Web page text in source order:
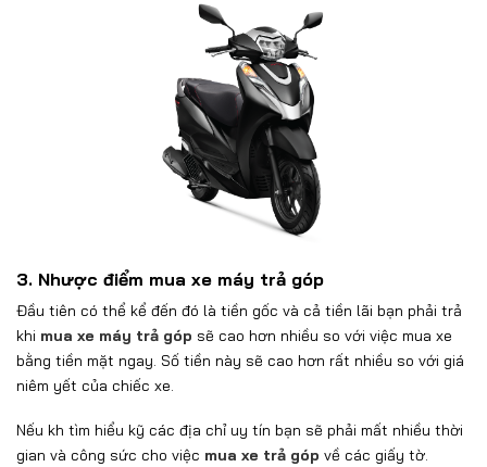
3. Nhược điểm mua xe máy trả góp
Đầu tiên có thể kể đến đó là tiền gốc và cả tiền lãi bạn phải trả
khi mua xe máy trả góp sẽ cao hơn nhiều so với việc mua xe
bằng tiền mặt ngay. Số tiền này sẽ cao hơn rất nhiều so với giá
niêm yết của chiếc xe.
Nếu kh tìm hiểu kỹ các địa chỉ uy tín bạn sẽ phải mất nhiều thời
gian và công sức cho việc mua xe trả góp về các giấy tờ.